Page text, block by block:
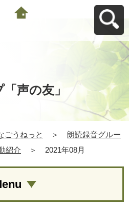
声の友」
うねっと ＞
朗読録音グルー
紹介 ＞ 2021年08月